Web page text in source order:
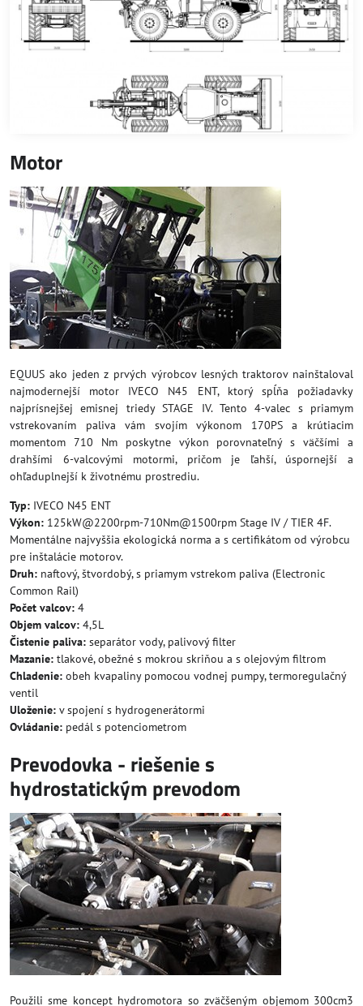
Motor
EQUUS ako jeden z prvých výrobcov lesných traktorov nainštaloval
najmodernejší motor IVECO N45 ENT, ktorý spĺňa požiadavky
najprísnejšej emisnej triedy STAGE IV. Tento 4-valec s priamym
vstrekovaním paliva vám svojím výkonom 170PS a krútiacim
momentom 710 Nm poskytne výkon porovnateľný s väčšími a
drahšími 6-valcovými motormi, pričom je ľahší, úspornejší a
ohľaduplnejší k životnému prostrediu.
Typ: IVECO N45 ENT
Výkon: 125kW@2200rpm-710Nm@1500rpm Stage IV / TIER 4F.
Momentálne najvyššia ekologická norma a s certifikátom od výrobcu
pre inštalácie motorov.
Druh: naftový, štvordobý, s priamym vstrekom paliva (Electronic
Common Rail)
Počet valcov: 4
Objem valcov: 4,5L
Čistenie paliva: separátor vody, palivový filter
Mazanie: tlakové, obežné s mokrou skriňou a s olejovým filtrom
Chladenie: obeh kvapaliny pomocou vodnej pumpy, termoregulačný
ventil
Uloženie: v spojení s hydrogenerátormi
Ovládanie: pedál s potenciometrom
Prevodovka - riešenie s
hydrostatickým prevodom
Použili sme koncept hydromotora so zväčšeným objemom 300cm3